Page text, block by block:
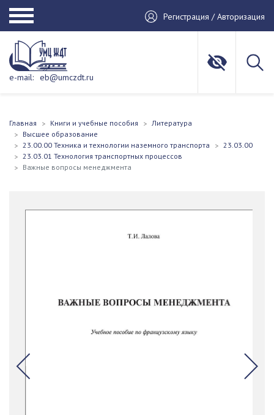
Регистрация / Авторизация
e-mail: eb@umczdt.ru
Главная Книги и учебные пособия
Литература
Высшее образование
23.00.00 Техника и технологии наземного транспорта
23.03.00
23.03.01 Технология транспортных процессов
Важные вопросы менеджмента